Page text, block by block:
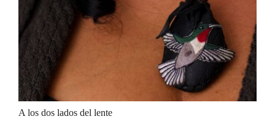
A los dos lados del lente